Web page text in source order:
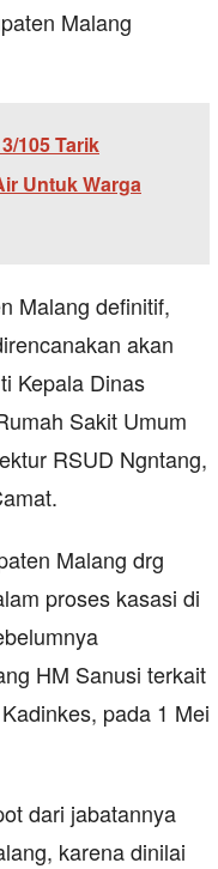
Malang
105 Tarik
Untuk Warga
Malang definitif,
akan
Kepala Dinas
Sakit Umum
RSUD Ngntang,
Malang drg
proses kasasi di
HM Sanusi terkait
pada 1 Mei
dari jabatannya
karena dinilai